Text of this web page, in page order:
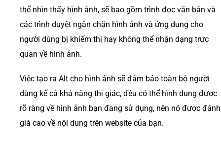
thể nhìn thấy hình ảnh, sẽ bao gồm trình đọc văn bản và
các trình duyệt ngăn chặn hình ảnh và ứng dụng cho
người dùng bị khiếm thị hay không thể nhận dạng trực
quan về hình ảnh.
Việc tạo ra Alt cho hình ảnh sẽ đảm bảo toàn bộ người
dùng kể cả khả năng thị giác, đều có thể hình dung được
rõ ràng về hình ảnh bạn đang sử dụng, nên nó được đánh
giá cao về nội dung trên website của bạn.